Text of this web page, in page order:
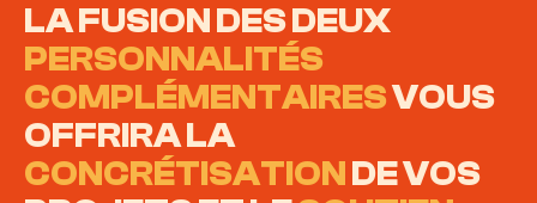
LA FUSION DES DEUX
PERSONNALITÉS
COMPLÉMENTAIRESVOUS
OFFRIRA LA
CONCRÉTISATIONDE VOS